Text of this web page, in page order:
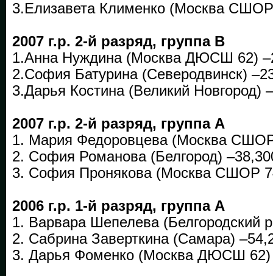
3.Елизавета Клименко (Москва
2007 г.р. 2-й разряд, группа В
1.Анна Нуждина (Москва ДЮСШ 62)
2.София Батурина (Северодвинск)
3.Дарья Костина (Великий Новгород)
2007 г.р. 2-й разряд, группа А
1. Мария Федоровцева (Москва
2. София Романова (Белгород)
3. София Пронякова (Москва СШОР
2006 г.р. 1-й разряд, группа А
1. Варвара Шепелева (Белгородский
2. Сабрина Заверткина (Самара)
3. Дарья Фоменко (Москва ДЮСШ